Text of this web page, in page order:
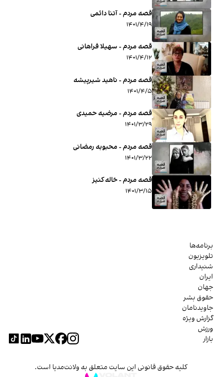
قصه مردم - آتنا دائمی
۱۴۰۱/۴/۱۹
قصه مردم - سهیلا فراهانی
۱۴۰۱/۴/۱۲
قصه مردم - ناهید شیرپیشه
۱۴۰۱/۴/۵
قصه مردم - مرضیه حمیدی
۱۴۰۱/۳/۲۹
قصه مردم - محبوبه رمضانی
۱۴۰۱/۳/۲۲
قصه مردم - خاله کنیز
۱۴۰۱/۳/۱۵
برنامه‌ها
تلویزیون
شنیداری
ایران
جهان
حقوق بشر
جاویدنامان
گزارش ویژه
ورزش
بازار
کلیه حقوق قانونی این سایت متعلق به ولانت‌مدیا است.